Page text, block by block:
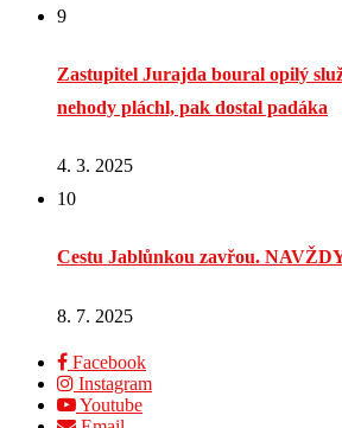
9
Zastupitel Jurajda boural opilý
nehody pláchl, pak dostal padáka
4. 3. 2025
10
Cestu Jablůnkou zavřou.
8. 7. 2025
Facebook
Instagram
Youtube